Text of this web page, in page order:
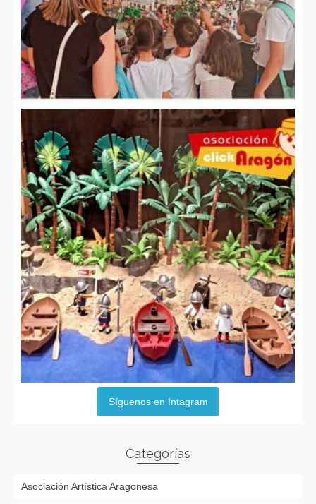
Síguenos en Intagram
Categorías
Asociación Artística Aragonesa